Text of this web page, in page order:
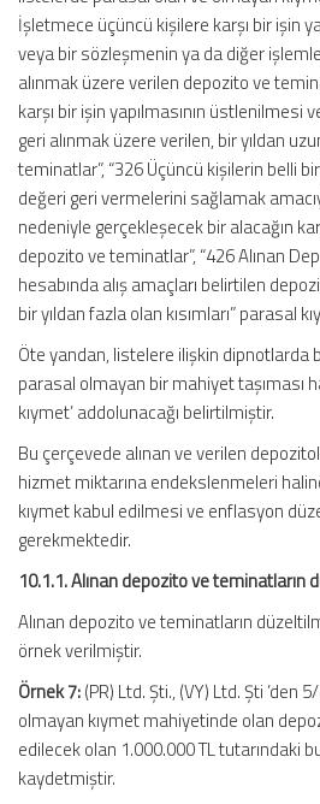
İşletmece üçüncü kişilere karşı bir işin
veya bir sözleşmenin ya da diğer
alınmak üzere verilen depozito ve
karşı bir işin yapılmasının üstlenilmesi
geri alınmak üzere verilen, bir yıldan
teminatlar”, “326 Üçüncü kişilerin belli bir
değeri geri vermelerini sağlamak
nedeniyle gerçekleşecek bir alacağın
depozito ve teminatlar”, “426 Alınan
hesabında alış amaçları belirtilen
bir yıldan fazla olan kısımları” parasal
Öte yandan, listelere ilişkin dipnotlarda
parasal olmayan bir mahiyet taşıması
kıymet’ addolunacağı belirtilmiştir.
Bu çerçevede alınan ve verilen
hizmet miktarına endekslenmeleri
kıymet kabul edilmesi ve enflasyon
gerekmektedir.
10.1.1. Alınan depozito ve teminatların
Alınan depozito ve teminatların
örnek verilmiştir.
Örnek 7:(PR) Ltd. Şti., (VY) Ltd. Şti
olmayan kıymet mahiyetinde olan
edilecek olan 1.000.000 TL tutarındaki
kaydetmiştir.